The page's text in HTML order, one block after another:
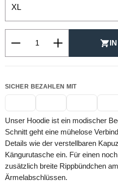
SICHER BEZAHLEN MIT
Unser Hoodie ist ein modischer
Schnitt geht eine mühelose
Details wie der verstellbaren
Kängurutasche ein. Für einen
zusätzlich breite Rippbündchen
Ärmelabschlüssen.